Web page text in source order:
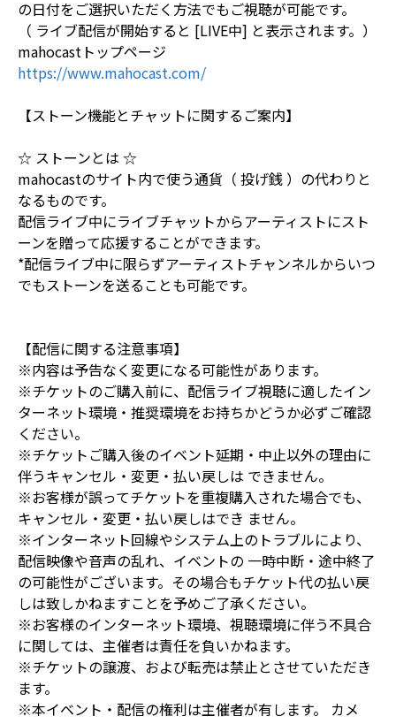
の日付をご選択いただく方法でもご視聴が可能です。
（ ライブ配信が開始すると [LIVE中] と表示されます。）
mahocastトップページ
https://www.mahocast.com/
【ストーン機能とチャットに関するご案内】
☆ ストーンとは ☆
mahocastのサイト内で使う通貨（ 投げ銭 ）の代わりと
なるものです。
配信ライブ中にライブチャットからアーティストにスト
ーンを贈って応援することができます。
*配信ライブ中に限らずアーティストチャンネルからいつ
でもストーンを送ることも可能です。
【配信に関する注意事項】
※内容は予告なく変更になる可能性があります。
※チケットのご購入前に、配信ライブ視聴に適したイン
ターネット環境・推奨環境をお持ちかどうか必ずご確認
ください。
※チケットご購入後のイベント延期・中止以外の理由に
伴うキャンセル・変更・払い戻しは できません。
※お客様が誤ってチケットを重複購入された場合でも、
キャンセル・変更・払い戻しはでき ません。
※インターネット回線やシステム上のトラブルにより、
配信映像や音声の乱れ、イベントの 一時中断・途中終了
の可能性がございます。その場合もチケット代の払い戻
しは致しかねますことを予めご了承ください。
※お客様のインターネット環境、視聴環境に伴う不具合
に関しては、主催者は責任を負いかねます。
※チケットの譲渡、および転売は禁止とさせていただき
ます。
※本イベント・配信の権利は主催者が有します。 カメ